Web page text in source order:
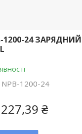
1200-24
NPB-1200-24
₴